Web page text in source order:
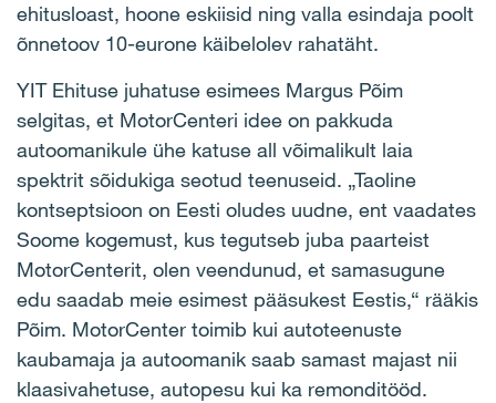
ehitusloast, hoone eskiisid ning valla esindaja poolt
õnnetoov 10-eurone käibelolev rahatäht.
YIT Ehituse juhatuse esimees Margus Põim
selgitas, et MotorCenteri idee on pakkuda
autoomanikule ühe katuse all võimalikult laia
spektrit sõidukiga seotud teenuseid. „Taoline
kontseptsioon on Eesti oludes uudne, ent vaadates
Soome kogemust, kus tegutseb juba paarteist
MotorCenterit, olen veendunud, et samasugune
edu saadab meie esimest pääsukest Eestis,“ rääkis
Põim. MotorCenter toimib kui autoteenuste
kaubamaja ja autoomanik saab samast majast nii
klaasivahetuse, autopesu kui ka remonditööd.